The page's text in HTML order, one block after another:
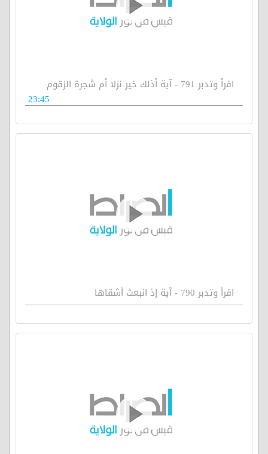
اقرأ وتدبر 791 - آية أذلك خير نزلا أم شجرة الزقوم
23:45
اقرأ وتدبر 790 - آية إذ انبعث أشقاها